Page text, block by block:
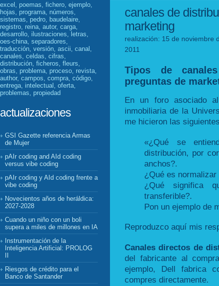
excel, poemas, fichero, ejemplo,
hojas, programa, números,
sistemas, pedro, baudelaire,
registro, reina, autor, carga,
desarrollo, ilustraciones, letras,
oes-china, separadores,
traducción, versión, ascii, canal,
canales, celdas, cifras,
distribución, ficheros, fleurs,
obras, problema, proceso, revista,
author, campos, compra, código,
entrega, intelectual, oferta,
problemas, propiedad
actualizaciones
GSI Gazette referencia Armas
de Mujer
pAIr coding and AId coding
versus vibe coding
pAIr coding y AId coding frente a
vibe coding
Novecientos años de heráldica:
2027-2028
Cuando un niño con un boli
supera a miles de millones en IA
Instrumentación de la
Inteligencia Artificial: PROLOG
Riesgos de crédito para el
Banco de Santander
canales de
marketing
realización: 15 de noviembre
2011
Tipos de
preguntas de
En un foro asociado
inmobiliaria de la
me hicieron las
«¿Qué se
distribución, por
anchos?.
¿Qué es
¿Qué significa
transferible?.
Pon un ejemplo de
Reproduzco aquí mis
Canales directos de
del fabricante al
ejemplo, Dell fabrica
compres directamente.